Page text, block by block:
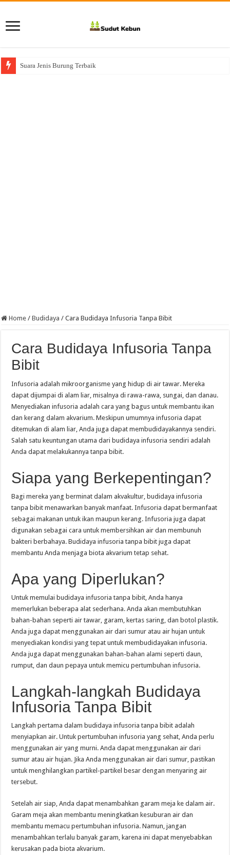
Suara Jenis Burung Terbaik
Home / Budidaya / Cara Budidaya Infusoria Tanpa Bibit
Cara Budidaya Infusoria Tanpa
Bibit
Infusoria adalah mikroorganisme yang hidup di air tawar. Mereka
dapat dijumpai di alam liar, misalnya di rawa-rawa, sungai, dan danau.
Menyediakan infusoria adalah cara yang bagus untuk membantu ikan
dan kerang dalam akvarium. Meskipun umumnya infusoria dapat
ditemukan di alam liar, Anda juga dapat membudidayakannya sendiri.
Salah satu keuntungan utama dari budidaya infusoria sendiri adalah
Anda dapat melakukannya tanpa bibit.
Siapa yang Berkepentingan?
Bagi mereka yang berminat dalam akvakultur, budidaya infusoria
tanpa bibit menawarkan banyak manfaat. Infusoria dapat bermanfaat
sebagai makanan untuk ikan maupun kerang. Infusoria juga dapat
digunakan sebagai cara untuk membersihkan air dan membunuh
bakteri berbahaya. Budidaya infusoria tanpa bibit juga dapat
membantu Anda menjaga biota akvarium tetap sehat.
Apa yang Diperlukan?
Untuk memulai budidaya infusoria tanpa bibit, Anda hanya
memerlukan beberapa alat sederhana. Anda akan membutuhkan
bahan-bahan seperti air tawar, garam, kertas saring, dan botol plastik.
Anda juga dapat menggunakan air dari sumur atau air hujan untuk
menyediakan kondisi yang tepat untuk membudidayakan infusoria.
Anda juga dapat menggunakan bahan-bahan alami seperti daun,
rumput, dan daun pepaya untuk memicu pertumbuhan infusoria.
Langkah-langkah Budidaya
Infusoria Tanpa Bibit
Langkah pertama dalam budidaya infusoria tanpa bibit adalah
menyiapkan air. Untuk pertumbuhan infusoria yang sehat, Anda perlu
menggunakan air yang murni. Anda dapat menggunakan air dari
sumur atau air hujan. Jika Anda menggunakan air dari sumur, pastikan
untuk menghilangkan partikel-partikel besar dengan menyaring air
tersebut.
Setelah air siap, Anda dapat menambahkan garam meja ke dalam air.
Garam meja akan membantu meningkatkan kesuburan air dan
membantu memacu pertumbuhan infusoria. Namun, jangan
menambahkan terlalu banyak garam, karena ini dapat menyebabkan
kerusakan pada biota akvarium.